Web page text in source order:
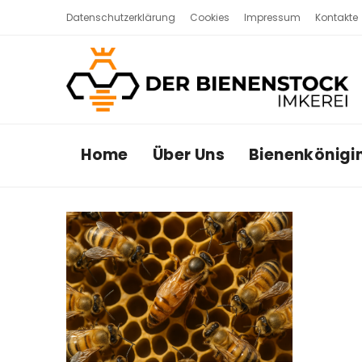
Datenschutzerklärung Cookies Impressum Kontakte
Home Über Uns